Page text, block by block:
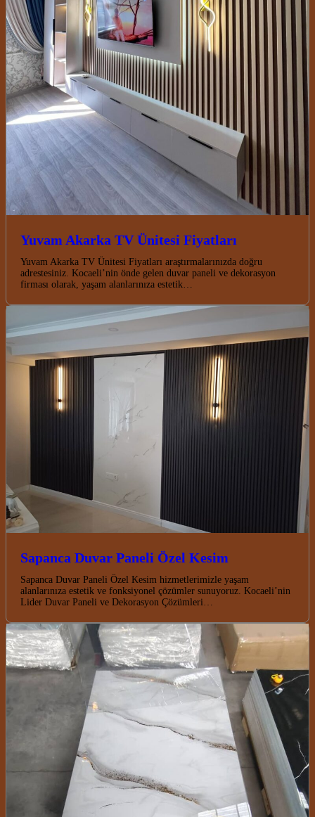
Yuvam Akarka TV Ünitesi Fiyatları
Yuvam Akarka TV Ünitesi Fiyatları araştırmalarınızda doğru
adrestesiniz. Kocaeli’nin önde gelen duvar paneli ve dekorasyon
firması olarak, yaşam alanlarınıza estetik…
Sapanca Duvar Paneli Özel Kesim
Sapanca Duvar Paneli Özel Kesim hizmetlerimizle yaşam
alanlarınıza estetik ve fonksiyonel çözümler sunuyoruz. Kocaeli’nin
Lider Duvar Paneli ve Dekorasyon Çözümleri…